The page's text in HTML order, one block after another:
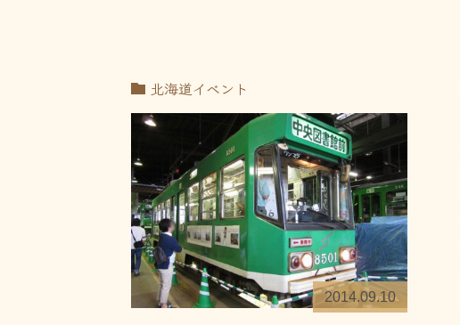
北海道イベント
2014.09.10